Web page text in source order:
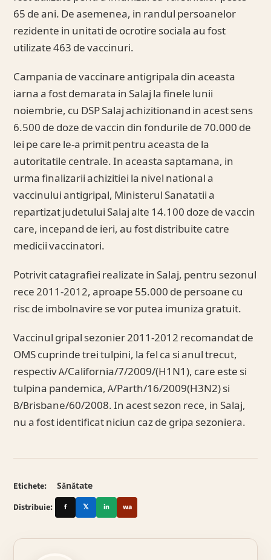
65 de ani. De asemenea, in randul persoanelor
rezidente in unitati de ocrotire sociala au fost
utilizate 463 de vaccinuri.
Campania de vaccinare antigripala din aceasta
iarna a fost demarata in Salaj la finele lunii
noiembrie, cu DSP Salaj achizitionand in acest sens
6.500 de doze de vaccin din fondurile de 70.000 de
lei pe care le-a primit pentru aceasta de la
autoritatile centrale. In aceasta saptamana, in
urma finalizarii achizitiei la nivel national a
vaccinului antigripal, Ministerul Sanatatii a
repartizat judetului Salaj alte 14.100 doze de vaccin
care, incepand de ieri, au fost distribuite catre
medicii vaccinatori.
Potrivit catagrafiei realizate in Salaj, pentru sezonul
rece 2011-2012, aproape 55.000 de persoane cu
risc de imbolnavire se vor putea imuniza gratuit.
Vaccinul gripal sezonier 2011-2012 recomandat de
OMS cuprinde trei tulpini, la fel ca si anul trecut,
respectiv A/California/7/2009/(H1N1), care este si
tulpina pandemica, A/Parth/16/2009(H3N2) si
B/Brisbane/60/2008. In acest sezon rece, in Salaj,
nu a fost identificat niciun caz de gripa sezoniera.
Etichete:
Sănătate
Distribuie:
f 𝕏 in wa